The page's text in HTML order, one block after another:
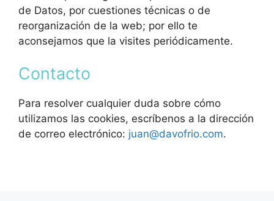
de Datos, por cuestiones técnicas o de
reorganización de la web; por ello te
aconsejamos que la visites periódicamente.
Contacto
Para resolver cualquier duda sobre cómo
utilizamos las cookies, escríbenos a la dirección
de correo electrónico: juan@davofrio.com.